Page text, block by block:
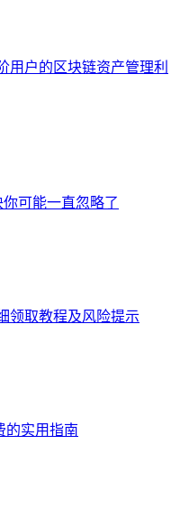
用户的区块链资产管理利
可能一直忽略了
领取教程及风险提示
的实用指南